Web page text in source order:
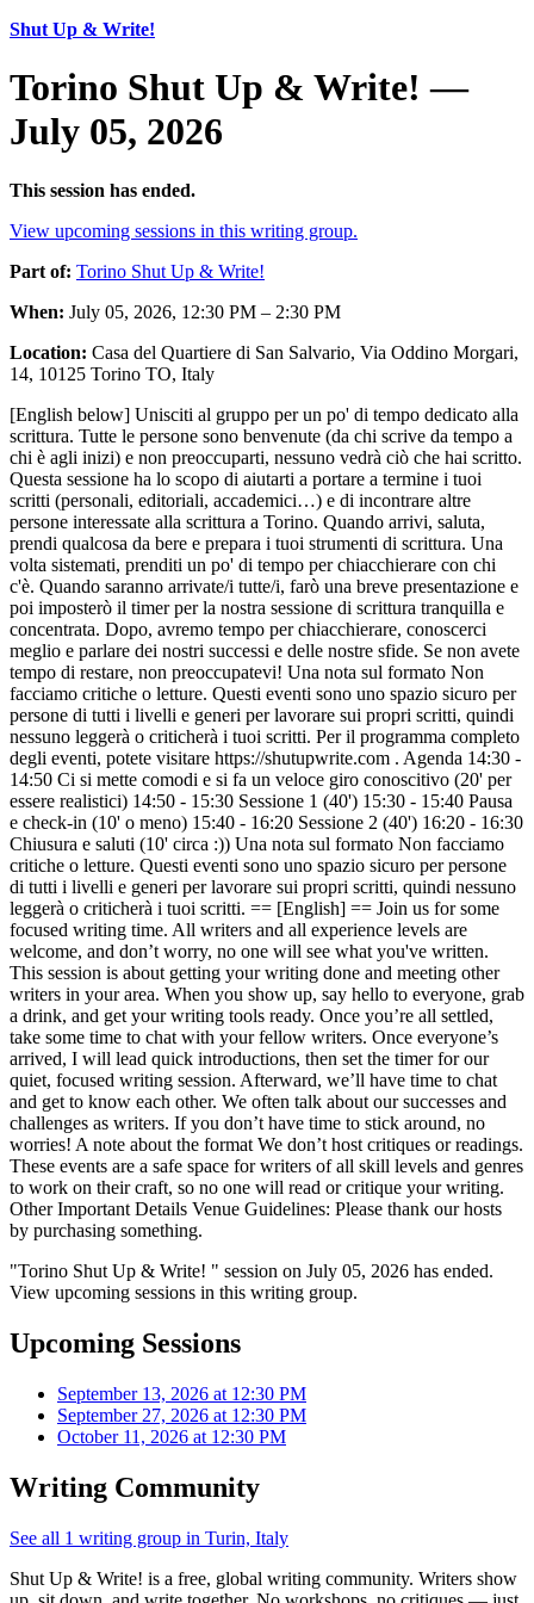
Shut Up & Write!
Torino Shut Up & Write! —
July 05, 2026
This session has ended.
View upcoming sessions in this writing group.
Part of: Torino Shut Up & Write!
When: July 05, 2026, 12:30 PM – 2:30 PM
Location: Casa del Quartiere di San Salvario, Via Oddino Morgari,
14, 10125 Torino TO, Italy
[English below] Unisciti al gruppo per un po' di tempo dedicato alla
scrittura. Tutte le persone sono benvenute (da chi scrive da tempo a
chi è agli inizi) e non preoccuparti, nessuno vedrà ciò che hai scritto.
Questa sessione ha lo scopo di aiutarti a portare a termine i tuoi
scritti (personali, editoriali, accademici…) e di incontrare altre
persone interessate alla scrittura a Torino. Quando arrivi, saluta,
prendi qualcosa da bere e prepara i tuoi strumenti di scrittura. Una
volta sistemati, prenditi un po' di tempo per chiacchierare con chi
c'è. Quando saranno arrivate/i tutte/i, farò una breve presentazione e
poi imposterò il timer per la nostra sessione di scrittura tranquilla e
concentrata. Dopo, avremo tempo per chiacchierare, conoscerci
meglio e parlare dei nostri successi e delle nostre sfide. Se non avete
tempo di restare, non preoccupatevi! Una nota sul formato Non
facciamo critiche o letture. Questi eventi sono uno spazio sicuro per
persone di tutti i livelli e generi per lavorare sui propri scritti, quindi
nessuno leggerà o criticherà i tuoi scritti. Per il programma completo
degli eventi, potete visitare https://shutupwrite.com . Agenda 14:30 -
14:50 Ci si mette comodi e si fa un veloce giro conoscitivo (20' per
essere realistici) 14:50 - 15:30 Sessione 1 (40') 15:30 - 15:40 Pausa
e check-in (10' o meno) 15:40 - 16:20 Sessione 2 (40') 16:20 - 16:30
Chiusura e saluti (10' circa :)) Una nota sul formato Non facciamo
critiche o letture. Questi eventi sono uno spazio sicuro per persone
di tutti i livelli e generi per lavorare sui propri scritti, quindi nessuno
leggerà o criticherà i tuoi scritti. == [English] == Join us for some
focused writing time. All writers and all experience levels are
welcome, and don’t worry, no one will see what you've written.
This session is about getting your writing done and meeting other
writers in your area. When you show up, say hello to everyone, grab
a drink, and get your writing tools ready. Once you’re all settled,
take some time to chat with your fellow writers. Once everyone’s
arrived, I will lead quick introductions, then set the timer for our
quiet, focused writing session. Afterward, we’ll have time to chat
and get to know each other. We often talk about our successes and
challenges as writers. If you don’t have time to stick around, no
worries! A note about the format We don’t host critiques or readings.
These events are a safe space for writers of all skill levels and genres
to work on their craft, so no one will read or critique your writing.
Other Important Details Venue Guidelines: Please thank our hosts
by purchasing something.
"Torino Shut Up & Write! " session on July 05, 2026 has ended.
View upcoming sessions in this writing group.
Upcoming Sessions
September 13, 2026 at 12:30 PM
September 27, 2026 at 12:30 PM
October 11, 2026 at 12:30 PM
Writing Community
See all 1 writing group in Turin, Italy
Shut Up & Write! is a free, global writing community. Writers show